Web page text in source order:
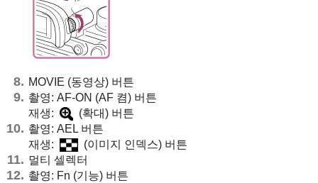
MOVIE (동영상) 버튼
촬영: AF-ON (AF 켬) 버튼
재생:
(확대) 버튼
촬영: AEL 버튼
재생:
(이미지 인덱스) 버튼
멀티 셀렉터
촬영: Fn (기능) 버튼